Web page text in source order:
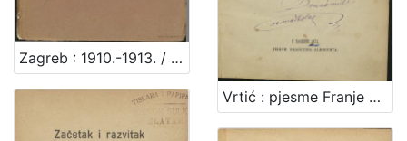
Zagreb : 1910.-1913. / [napisao Vjekoslav Klaić]
Vrtić : pjesme Franje Krsta markeza Frankopana, kneza Tržačkoga / izdao Ivan Kostrenčić